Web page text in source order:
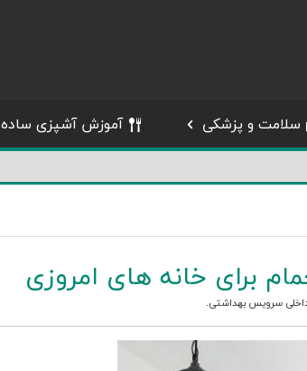
سلامت و پزشکی آموزش آشپزی ساده
برای خانه های امروزی
سرویس بهداشتی.